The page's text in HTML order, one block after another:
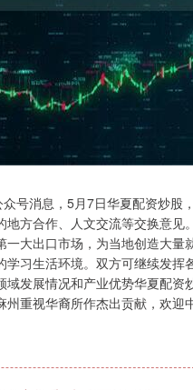
号消息，5月7日华夏配资炒股
地方合作、人文交流等交换意
一大出口市场，为当地创造大
学习生活环境。双方可继续发
域发展情况和产业优势华夏配
重视华裔所作杰出贡献，欢迎